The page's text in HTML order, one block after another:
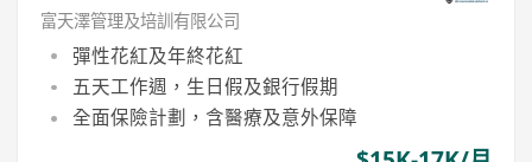
富天澤管理及培訓有限公司
彈性花紅及年終花紅
五天工作週，生日假及銀行假期
全面保險計劃，含醫療及意外保障